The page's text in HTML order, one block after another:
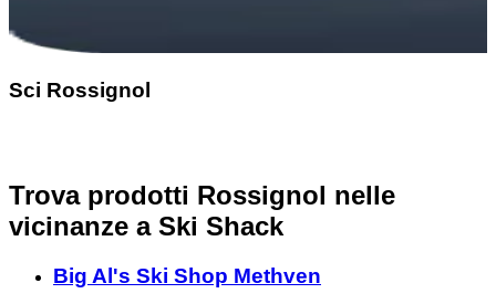
Sci Rossignol
Trova prodotti Rossignol nelle
vicinanze a Ski Shack
Big Al's Ski Shop Methven